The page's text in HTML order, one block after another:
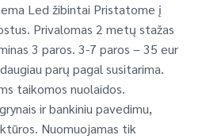
Led žibintai Pristatome į
Privalomas 2 metų stažas
3 paros. 3-7 paros – 35 eur
parų pagal susitarima.
taikomos nuolaidos.
ir bankiniu pavedimu,
Nuomuojamas tik